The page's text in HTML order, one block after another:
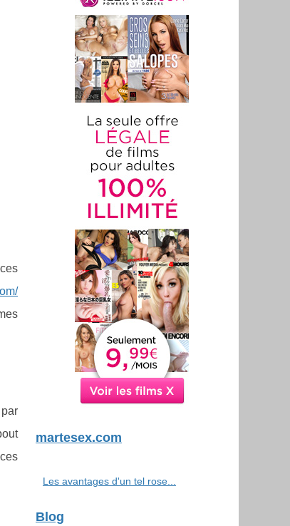
martesex.com
Les avantages d'un tel rose...
Blog